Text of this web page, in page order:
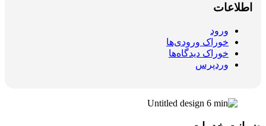
اطلاعات
ورود
خوراک ورودی‌ها
خوراک دیدگاه‌ها
وردپرس